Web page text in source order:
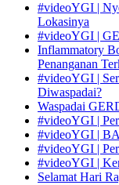
#videoYGI |
Lokasinya
#videoYGI |
Inflammatory
Penanganan
#videoYGI |
Diwaspadai?
Waspadai
#videoYGI |
#videoYGI |
#videoYGI |
#videoYGI |
Selamat Hari